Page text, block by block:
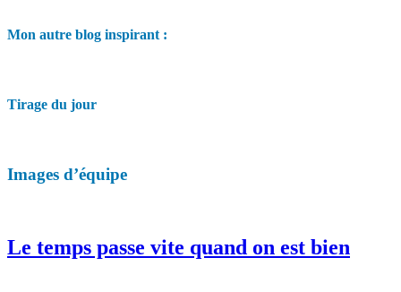
Mon autre blog inspirant :
Tirage du jour
Images d’équipe
Le temps passe vite quand on est bien